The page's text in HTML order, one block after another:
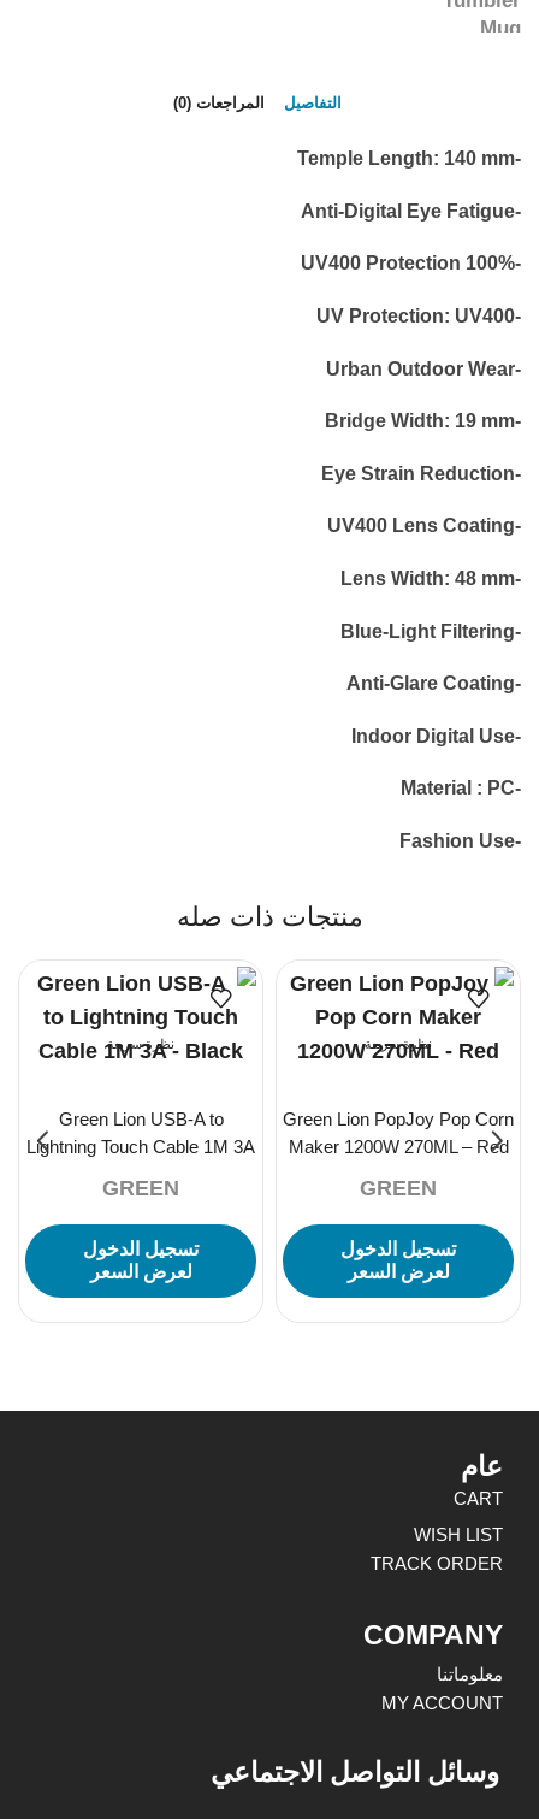
التفاصيل المراجعات (0)
-Temple Length: 140 mm
-Anti-Digital Eye Fatigue
-100% UV400 Protection
-UV Protection: UV400
-Urban Outdoor Wear
-Bridge Width: 19 mm
-Eye Strain Reduction
-UV400 Lens Coating
-Lens Width: 48 mm
-Blue-Light Filtering
-Anti-Glare Coating
-Indoor Digital Use
-Material : PC
-Fashion Use
منتجات ذات صله
نظرة سريعة
Green Lion PopJoy Pop Corn
Maker 1200W 270ML – Red
GREEN
تسجيل الدخول
لعرض السعر
نظرة سريعة
Green Lion USB-A to
Lightning Touch Cable 1M 3A
GREEN
تسجيل الدخول
لعرض السعر
عام
CART
WISH LIST
TRACK ORDER
COMPANY
معلوماتنا
MY ACCOUNT
وسائل التواصل الاجتماعي